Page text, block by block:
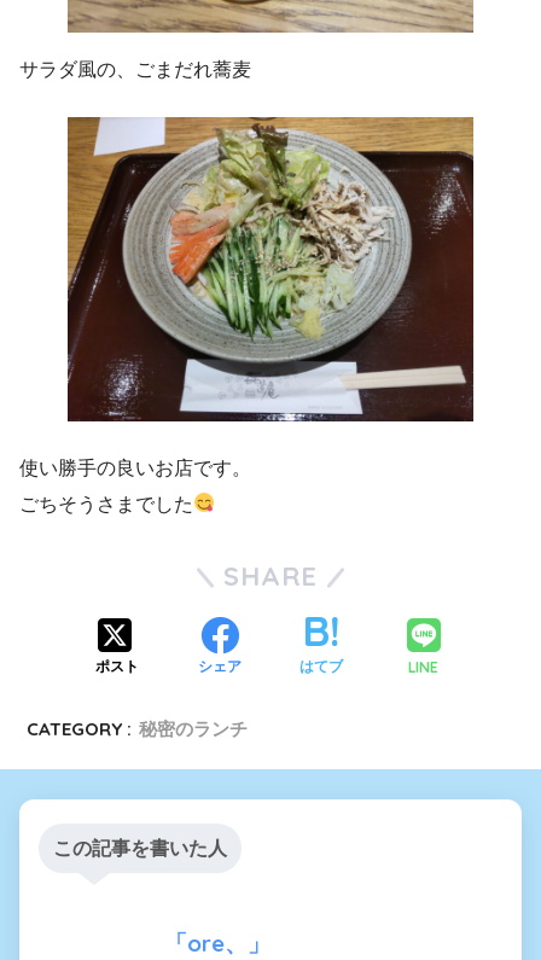
サラダ風の、ごまだれ蕎麦
使い勝手の良いお店です。
ごちそうさまでした
SHARE
ポスト シェア はてブ LINE
CATEGORY : 秘密のランチ
この記事を書いた人
「ore、」